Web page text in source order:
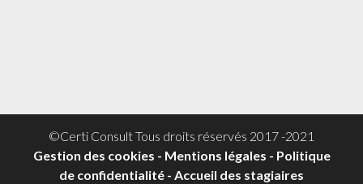
©Certi Consult Tous droits réservés 2017 -2021
Gestion des cookies - Mentions légales - Politique
de confidentialité - Accueil des stagiaires